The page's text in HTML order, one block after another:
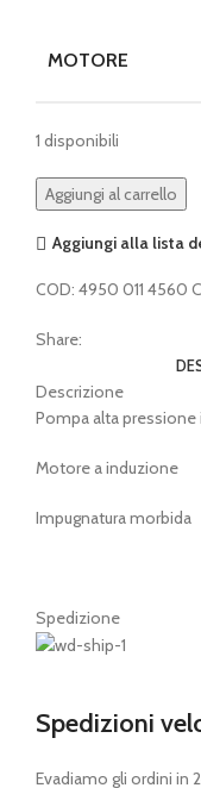
MOTORE
1 disponibili
IDROPULITRICE
STIHL
RE
PLUS
Aggiungi al carrello
Aggiungi alla lista
COD: 4950 011 4560
Share:
Descrizione
Pompa alta pressione
Motore a induzione
Impugnatura morbida
Spedizione
Spedizioni
Evadiamo gli ordini in